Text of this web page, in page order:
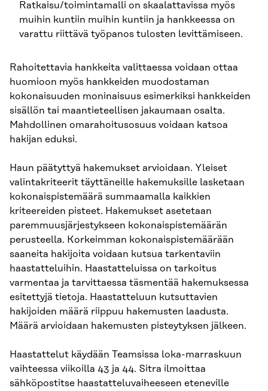
Ratkaisu/toimintamalli on skaalattavissa myös
muihin kuntiin muihin kuntiin ja hankkeessa on
varattu riittävä työpanos tulosten levittämiseen.
Rahoitettavia hankkeita valittaessa voidaan ottaa
huomioon myös hankkeiden muodostaman
kokonaisuuden moninaisuus esimerkiksi hankkeiden
sisällön tai maantieteellisen jakaumaan osalta.
Mahdollinen omarahoitusosuus voidaan katsoa
hakijan eduksi.
Haun päätyttyä hakemukset arvioidaan. Yleiset
valintakriteerit täyttäneille hakemuksille lasketaan
kokonaispistemäärä summaamalla kaikkien
kriteereiden pisteet. Hakemukset asetetaan
paremmuusjärjestykseen kokonaispistemäärän
perusteella. Korkeimman kokonaispistemäärään
saaneita hakijoita voidaan kutsua tarkentaviin
haastatteluihin. Haastatteluissa on tarkoitus
varmentaa ja tarvittaessa täsmentää hakemuksessa
esitettyjä tietoja. Haastatteluun kutsuttavien
hakijoiden määrä riippuu hakemusten laadusta.
Määrä arvioidaan hakemusten pisteytyksen jälkeen.
Haastattelut käydään Teamsissa loka-marraskuun
vaihteessa viikoilla 43 ja 44. Sitra ilmoittaa
sähköpostitse haastatteluvaiheeseen eteneville